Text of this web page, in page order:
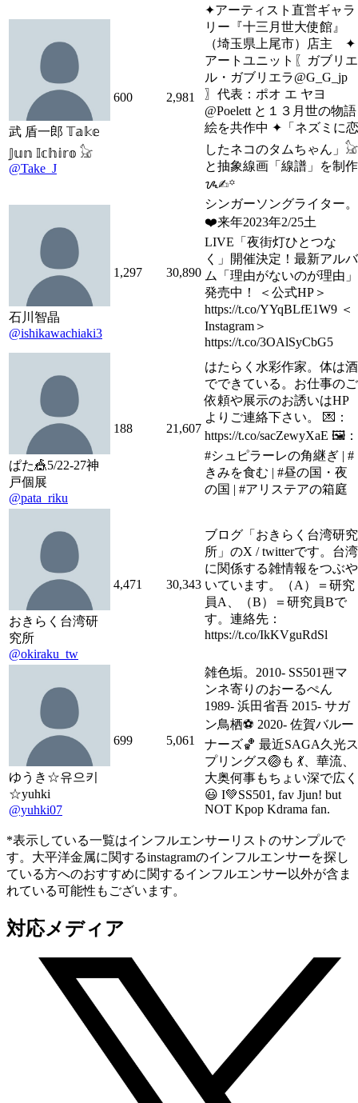
武 盾一郎 𝕋𝕒𝕜𝕖
𝕁𝕦𝕟 𝕀𝕔𝕙𝕚𝕣𝕠 𓃠
@Take_J
600 2,981
✦アーティスト直営ギャラ
リー『十三月世大使館』
（埼玉県上尾市）店主 ✦
アートユニット〖ガブリエ
ル・ガブリエラ@G_G_jp
〗代表：ポオ エ ヤヨ
@Poelett と１３月世の物語
絵を共作中 ✦「ネズミに恋
したネコのタムちゃん」𓃠
と抽象線画「線譜」を制作
ᝰ✍︎꙳
石川智晶
@ishikawachiaki3
1,297 30,890
シンガーソングライター。
❤️来年2023年2/25土
LIVE「夜街灯ひとつな
く」開催決定！最新アルバ
ム「理由がないのが理由」
発売中！ ＜公式HP＞
https://t.co/YYqBLfE1W9 ＜
Instagram＞
https://t.co/3OAlSyCbG5
ぱた🎪5/22-27神
戸個展
@pata_riku
188 21,607
はたらく水彩作家。体は酒
でできている。お仕事のご
依頼や展示のお誘いはHP
よりご連絡下さい。 💌：
https://t.co/sacZewyXaE 🖼：
#シュピラーレの角継ぎ | #
きみを食む | #昼の国・夜
の国 | #アリステアの箱庭
おきらく台湾研
究所
@okiraku_tw
4,471 30,343
ブログ「おきらく台湾研究
所」のX / twitterです。台湾
に関係する雑情報をつぶや
いています。（A）＝研究
員A、（B）＝研究員Bで
す。連絡先：
https://t.co/IkKVguRdSl
ゆうき☆유으키
☆yuhki
@yuhki07
699 5,061
雑色垢。2010- SS501팬マ
ンネ寄りのおーるぺん
1989- 浜田省吾 2015- サガ
ン鳥栖⚽ 2020- 佐賀バルー
ナーズ🏀 最近SAGA久光ス
プリングス🏐も 💃、華流、
大奥何事もちょい深で広く
😃 I💚SS501, fav Jjun! but
NOT Kpop Kdrama fan.
*表示している一覧はインフルエンサーリストのサンプルで
す。大平洋金属に関するinstagramのインフルエンサーを探し
ている方へのおすすめに関するインフルエンサー以外が含ま
れている可能性もございます。
対応メディア